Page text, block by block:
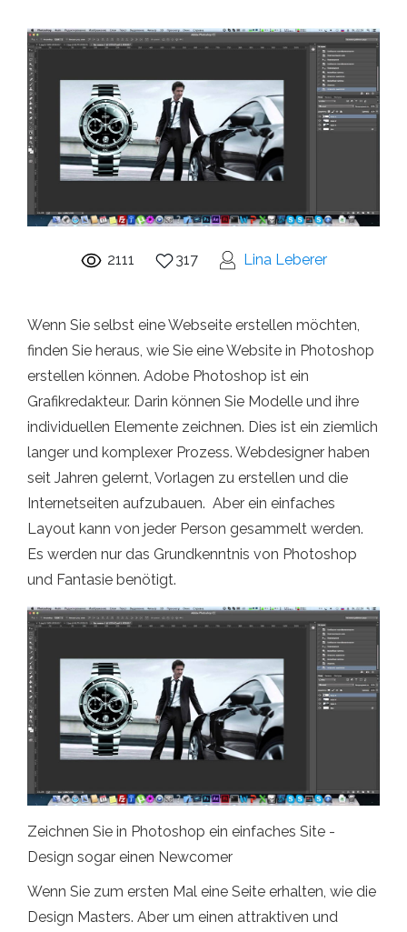
2111 317 Lina Leberer
Wenn Sie selbst eine Webseite erstellen möchten,
finden Sie heraus, wie Sie eine Website in Photoshop
erstellen können. Adobe Photoshop ist ein
Grafikredakteur. Darin können Sie Modelle und ihre
individuellen Elemente zeichnen. Dies ist ein ziemlich
langer und komplexer Prozess. Webdesigner haben
seit Jahren gelernt, Vorlagen zu erstellen und die
Internetseiten aufzubauen. Aber ein einfaches
Layout kann von jeder Person gesammelt werden.
Es werden nur das Grundkenntnis von Photoshop
und Fantasie benötigt.
Zeichnen Sie in Photoshop ein einfaches Site -
Design sogar einen Newcomer
Wenn Sie zum ersten Mal eine Seite erhalten, wie die
Design Masters. Aber um einen attraktiven und